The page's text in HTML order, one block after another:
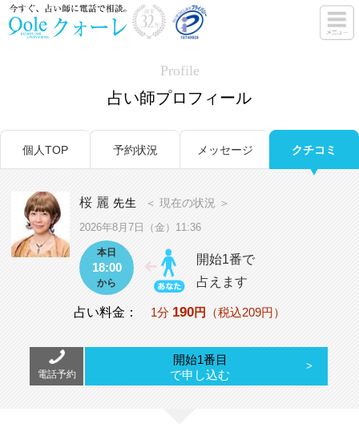
Profile
占い師プロフィール
個人TOP 予約状況 メッセージ クチコミ
桜 麗 先生 ＜ 現在の状況 ＞
2026年8月7日（金）11:36
本日
18:00
から
開始1番で
占えます
占い料金： 1分 190円 （税込209円）
電話予約
開始1番目
で申し込む